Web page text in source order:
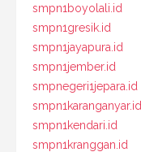
smpn1boyolali.id
smpn1gresik.id
smpn1jayapura.id
smpn1jember.id
smpnegeri1jepara.id
smpn1karanganyar.id
smpn1kendari.id
smpn1kranggan.id